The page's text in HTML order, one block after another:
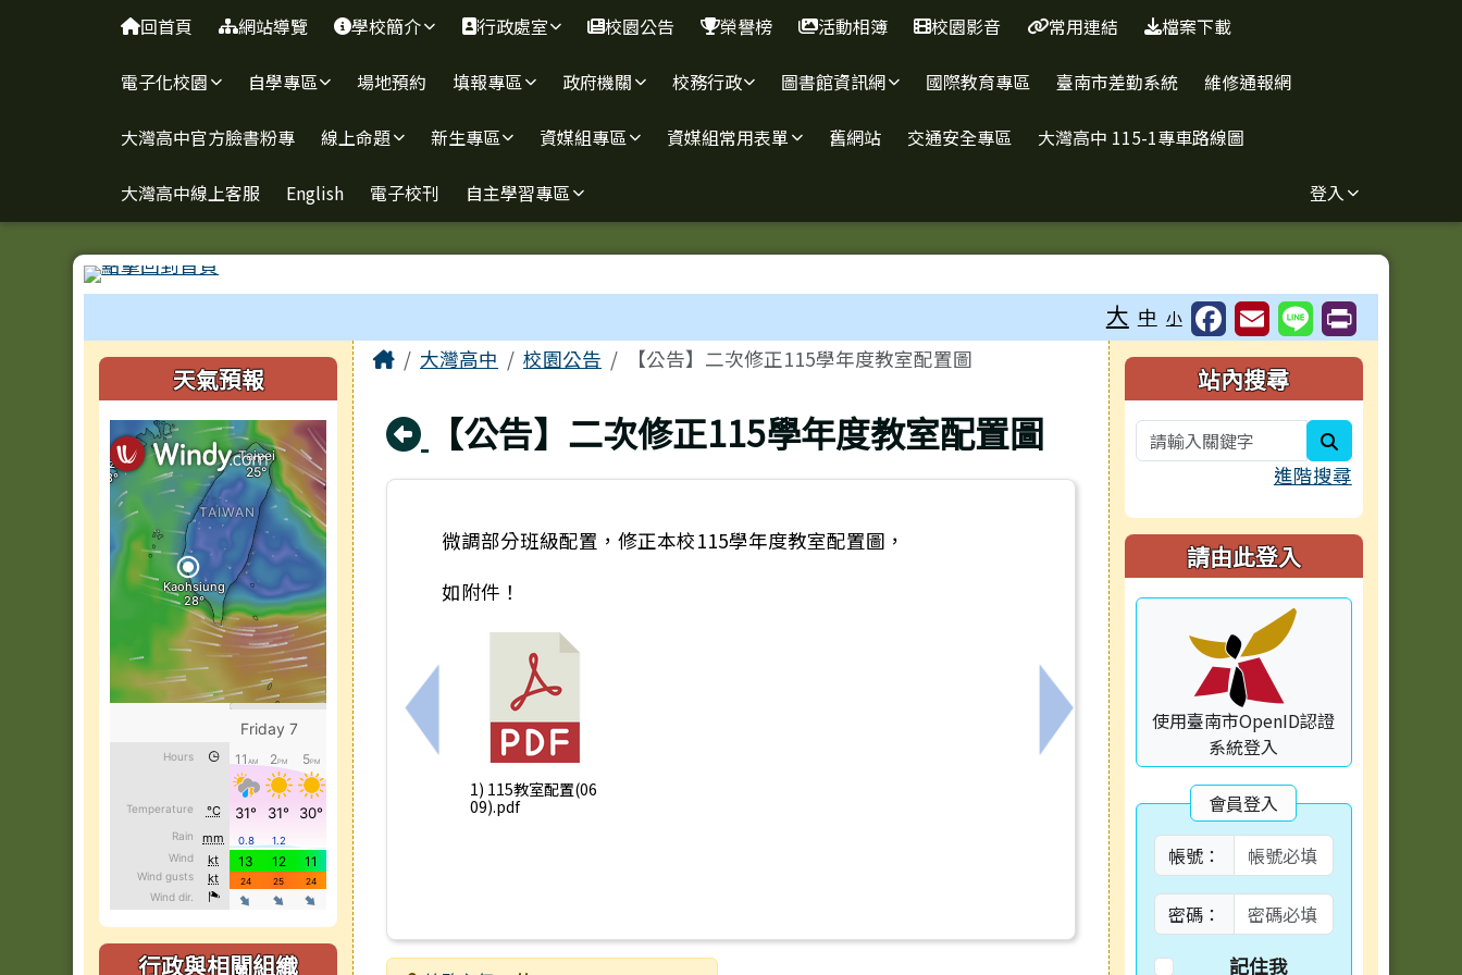
臺南市立大灣高級中學
回首頁 網站導覽 學校簡介 行政處室 校園公告 榮譽榜 活動相簿 校園影音 常用連結 檔案下載
電子化校園 自學專區 場地預約 填報專區 政府機關 校務行政 圖書館資訊網 國際教育專區 臺南市差勤系統 維修通報網
大灣高中官方臉書粉專 線上命題 新生專區 資媒組專區 資媒組常用表單 舊網站 交通安全專區 大灣高中 115-1專車路線圖
大灣高中線上客服 English 電子校刊 自主學習專區 登入
大 中 小
左邊區域內容
天氣預報
行政與相關組織
主內容區域
Home大灣高中 校園公告 【公告】二次修正115學年度教室配置圖
回上頁
【公告】二次修正115學年度教室配置圖
上一筆：重要公告:114學年度第2學期期末校務會議綱要及附件
微調部分班級配置，修正本校115學年度教室配置圖，
如附件！
1) 115教室配置(06
09).pdf
下一筆：【公告】115學年度教師座位表開放
右邊區域內容
站內搜尋
進階搜尋
請由此登入
使用臺南市OpenID認證
系統登入
會員登入
帳號：
密碼：
記住我
頁尾區域